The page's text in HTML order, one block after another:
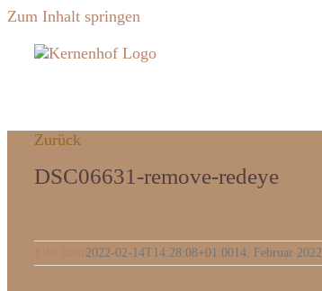
Zum Inhalt springen
Zurück
DSC06631-remove-redeye
2022-02-14T14:28:08+01:0014. Februar 2022